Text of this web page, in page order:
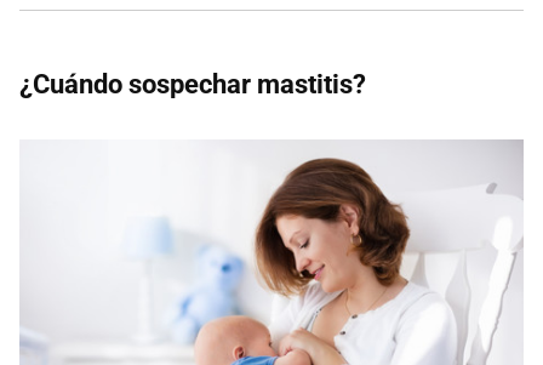
¿Cuándo sospechar mastitis?